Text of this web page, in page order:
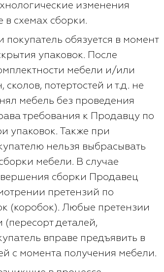
изменения
в схемах сборки.
покупатель обязуется в момент
упаковок. После
мебели и/или
потертостей и т.д. не
мебель без проведения
требования к Продавцу по
упаковок. Также при
нельзя выбрасывать
мебели. В случае
сборки Продавец
претензий по
(коробок). Любые претензии
(пересорт деталей,
вправе предъявить в
с момента получения мебели.